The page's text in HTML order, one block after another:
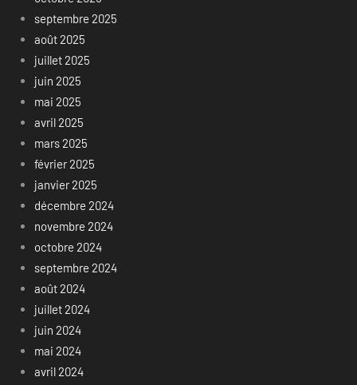
septembre 2025
août 2025
juillet 2025
juin 2025
mai 2025
avril 2025
mars 2025
février 2025
janvier 2025
décembre 2024
novembre 2024
octobre 2024
septembre 2024
août 2024
juillet 2024
juin 2024
mai 2024
avril 2024